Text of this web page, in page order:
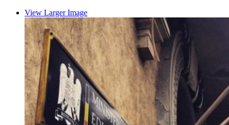
View Larger Image